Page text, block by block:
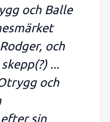
och Balle
och
...
och
sin